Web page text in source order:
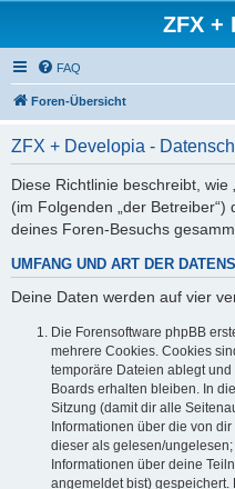
ZFX +
FAQ
Foren-Übersicht
ZFX + Developia -
Diese Richtlinie beschreibt, wie
(im Folgenden „der
deines Foren-Besuchs
UMFANG UND ART DER
Deine Daten werden auf vier
Die Forensoftware phpBB
mehrere Cookies. Cookies
temporäre Dateien ablegt
Boards erhalten bleiben. In
Sitzung (damit dir alle
Informationen über die von
dieser als gelesen/
Informationen über deine
angemeldet bist)